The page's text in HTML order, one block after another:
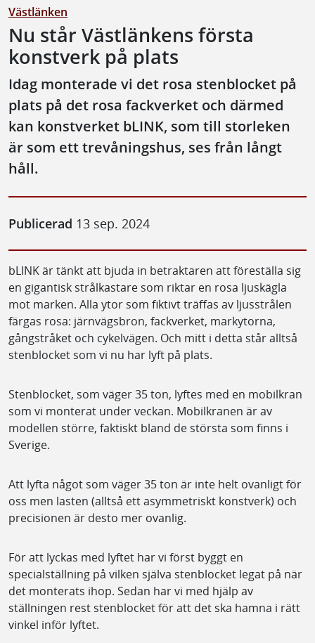
Västlänken
Nu står Västlänkens första
konstverk på plats
Idag monterade vi det rosa stenblocket på
plats på det rosa fackverket och därmed
kan konstverket bLINK, som till storleken
är som ett trevåningshus, ses från långt
håll.
Publicerad 13 sep. 2024
bLINK är tänkt att bjuda in betraktaren att föreställa sig
en gigantisk strålkastare som riktar en rosa ljuskägla
mot marken. Alla ytor som fiktivt träffas av ljusstrålen
färgas rosa: järnvägsbron, fackverket, markytorna,
gångstråket och cykelvägen. Och mitt i detta står alltså
stenblocket som vi nu har lyft på plats.
Stenblocket, som väger 35 ton, lyftes med en mobilkran
som vi monterat under veckan. Mobilkranen är av
modellen större, faktiskt bland de största som finns i
Sverige.
Att lyfta något som väger 35 ton är inte helt ovanligt för
oss men lasten (alltså ett asymmetriskt konstverk) och
precisionen är desto mer ovanlig.
För att lyckas med lyftet har vi först byggt en
specialställning på vilken själva stenblocket legat på när
det monterats ihop. Sedan har vi med hjälp av
ställningen rest stenblocket för att det ska hamna i rätt
vinkel inför lyftet.